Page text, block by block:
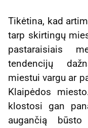
Tikėtina, kad
tarp skirtingų
pastaraisiais
tendencijų
miestui vargu ar
Klaipėdos
klostosi gan
augančią